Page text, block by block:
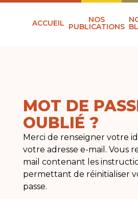
ACCUEIL NOS
PUBLICATIONS
MOT DE
OUBLIÉ ?
Merci de renseigner votre
votre adresse e-mail. Vous
mail contenant les
permettant de réinitialiser
passe.